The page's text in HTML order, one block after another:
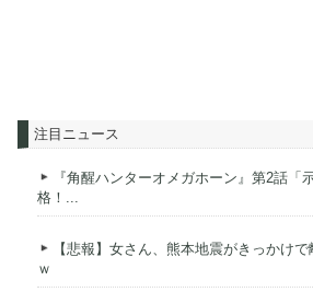
注目ニュース
『角醒ハンターオメガホーン』第2話「
格！...
【悲報】女さん、熊本地震がきっかけ
ｗ